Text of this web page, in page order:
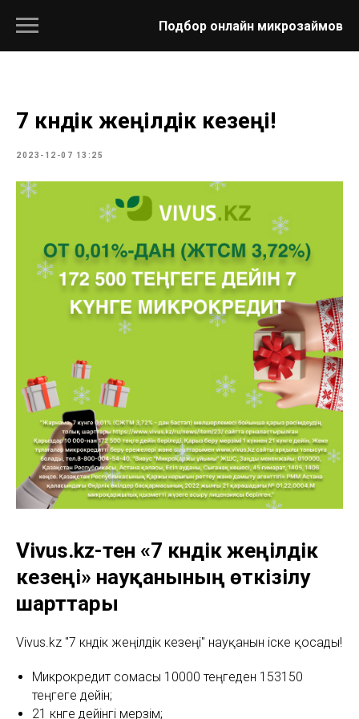
Подбор онлайн микрозаймов
7 күндік жеңілдік кезеңі!
2023-12-07 13:25
Vivus.kz-тен «7 күндік жеңілдік
кезеңі» науқанының өткізілу
шарттары
Vivus.kz "7 күндік жеңілдік кезеңі" науқанын іске қосады!
Микрокредит сомасы 10000 теңгеден 153150
теңгеге дейін;
21 күнге дейінгі мерзім;